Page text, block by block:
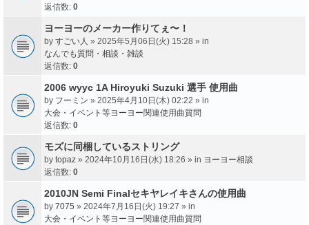
返信数: 0
ヨーヨーのメーカー作りてぇ〜！
by すごい人 » 2025年5月06日(火) 15:28 » in
なんでも質問・相談・雑談
返信数: 0
2006 wyyc 1A Hiroyuki Suzuki 選手 使用曲
by フーミン » 2025年4月10日(木) 02:22 » in
大会・イベント等ヨーヨー関連使用曲質問
返信数: 0
モズに同梱しているストリング
by topaz » 2024年10月16日(水) 18:26 » in ヨーヨー相談
返信数: 0
2010JN Semi Finalセキヤレイキさんの使用曲
by 7075 » 2024年7月16日(火) 19:27 » in
大会・イベント等ヨーヨー関連使用曲質問